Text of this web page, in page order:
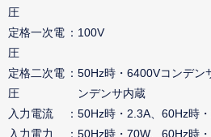
圧
定格一次電
圧
100V
定格二次電
圧
50Hz時・6400Vコンデン
ンデンサ内蔵
入力電流
50Hz時・2.3A、60Hz時
入力電力
50Hz時・70W、60Hz時